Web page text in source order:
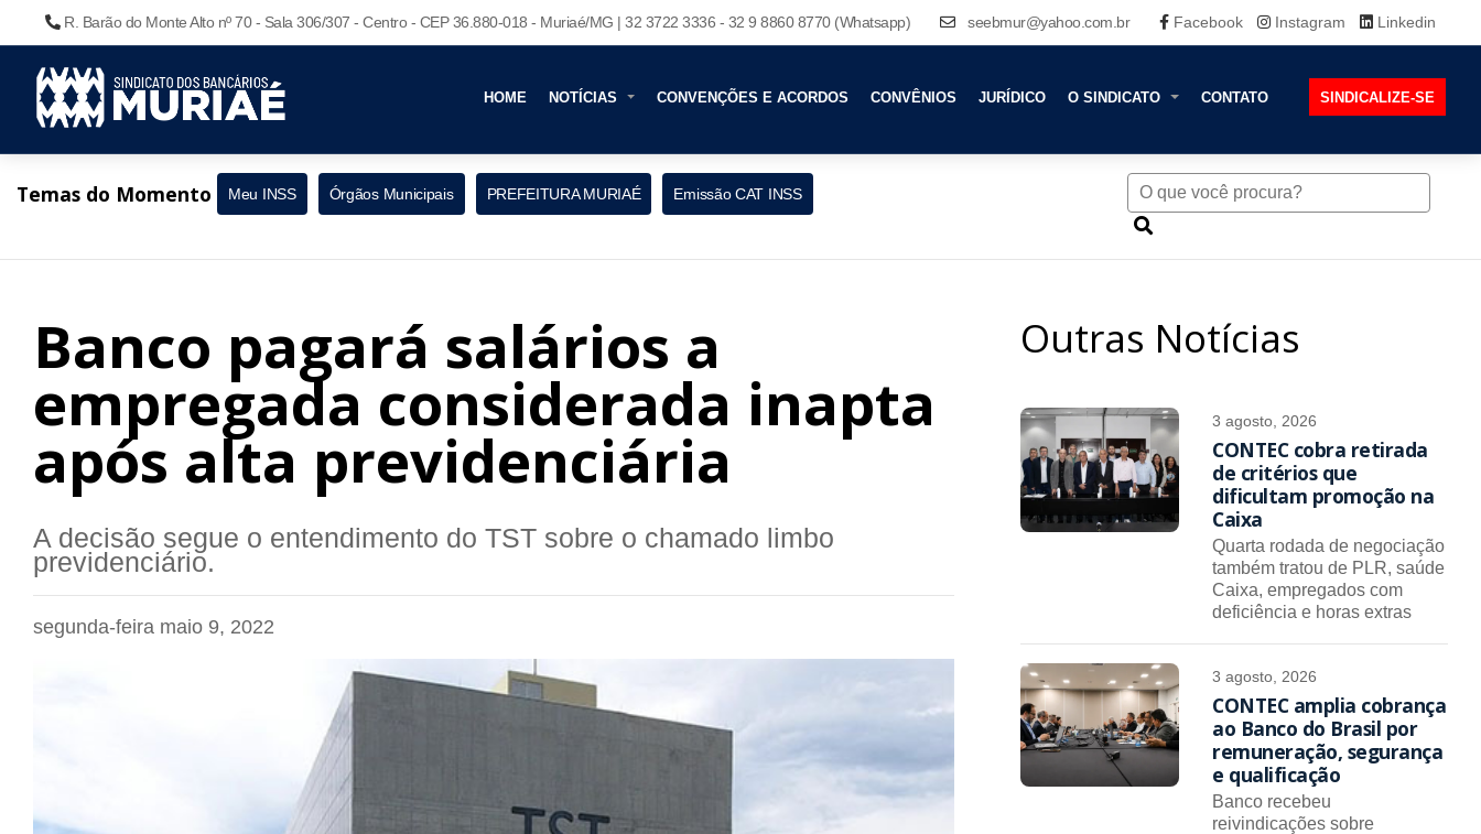
R. Barão do Monte Alto nº 70 - Sala 306/307 - Centro - CEP 36.880-018 - Muriaé/MG | 32 3722 3336 - 32 9 8860 8770 (Whatsapp) seebmur@yahoo.com.br Facebook Instagram Linkedin
HOME NOTÍCIAS CONVENÇÕES E ACORDOS CONVÊNIOS JURÍDICO O SINDICATO CONTATO SINDICALIZE-SE
Temas do Momento Meu INSS Órgãos Municipais PREFEITURA MURIAÉ Emissão CAT INSS
Banco pagará salários a
empregada considerada inapta
após alta previdenciária
A decisão segue o entendimento do TST sobre o chamado limbo
previdenciário.
segunda-feira maio 9, 2022
Outras Notícias
3 agosto, 2026
CONTEC cobra retirada
de critérios que
dificultam promoção na
Caixa
Quarta rodada de negociação
também tratou de PLR, saúde
Caixa, empregados com
deficiência e horas extras
3 agosto, 2026
CONTEC amplia cobrança
ao Banco do Brasil por
remuneração, segurança
e qualificação
Banco recebeu
reivindicações sobre